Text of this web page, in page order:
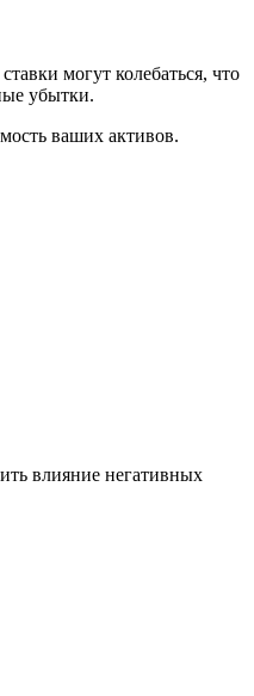
могут колебаться, что
убытки.
ваших активов.
влияние негативных